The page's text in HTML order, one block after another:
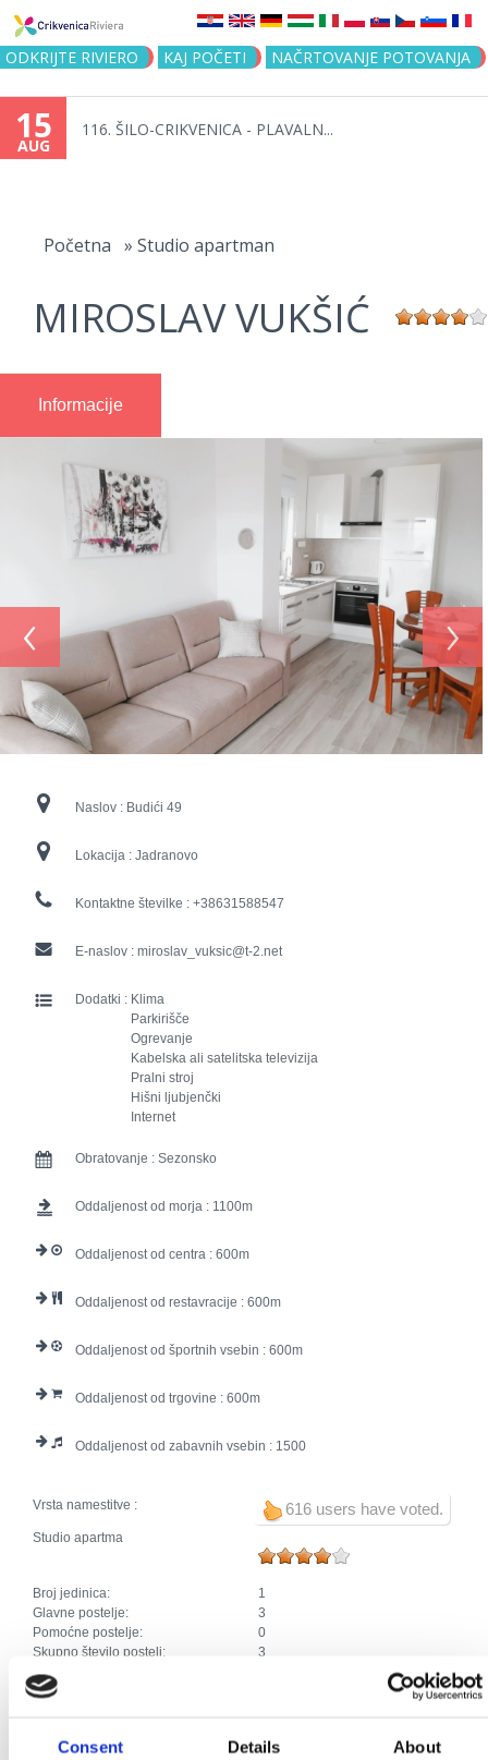
Consent Details About
Jump to navigation
ODKRIJTE RIVIERO KAJ POČETI NAČRTOVANJE POTOVANJA
15
AUG
116. ŠILO-CRIKVENICA - PLAVALN...
Početna » Studio apartman
MIROSLAV VUKŠIĆ
Informacije
‹ ›
Naslov : Budići 49
Lokacija : Jadranovo
Kontaktne številke : +38631588547
E-naslov : miroslav_vuksic@t-2.net
Dodatki : Klima
Parkirišče
Ogrevanje
Kabelska ali satelitska televizija
Pralni stroj
Hišni ljubjenčki
Internet
Obratovanje : Sezonsko
Oddaljenost od morja : 1100
Oddaljenost od centra : 600
Oddaljenost od restavracije : 600
Oddaljenost od športnih vsebin : 600
Oddaljenost od trgovine : 600
Oddaljenost od zabavnih vsebin : 1500
616 users have voted.
Vrsta namestitve :
Studio apartma
Broj jedinica:
1
Glavne postelje:
3
Pomoćne postelje:
0
Skupno število postelj:
3
Dodaci:
Pralni stroj